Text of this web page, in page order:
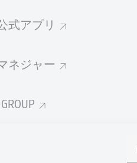
式アプリ
ネジャー